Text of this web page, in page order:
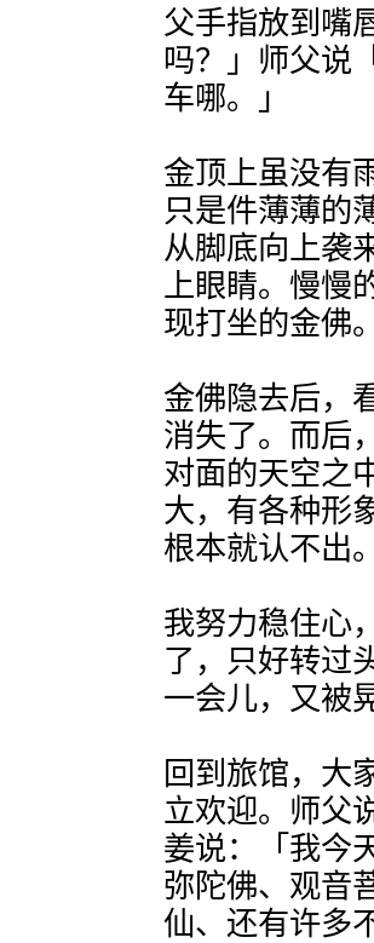
父手指放到嘴
吗？」师父说
车哪。」
金顶上虽没有
只是件薄薄的
从脚底向上袭
上眼睛。慢慢
现打坐的金佛
金佛隐去后，
消失了。而后
对面的天空之
大，有各种形
根本就认不出
我努力稳住心
了，只好转过
一会儿，又被
回到旅馆，大
立欢迎。师父
姜说：「我今
弥陀佛、观音
仙、还有许多